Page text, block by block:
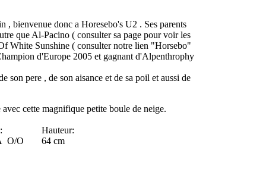
, bienvenue donc a Horesebo's U2 . Ses parents
que Al-Pacino ( consulter sa page pour voir les
White Sunshine ( consulter notre lien "Horsebo"
d'Europe 2005 et gagnant d'Alpenthrophy
son pere , de son aisance et de sa poil et aussi de
cette magnifique petite boule de neige.
Hauteur:
O/O 64 cm